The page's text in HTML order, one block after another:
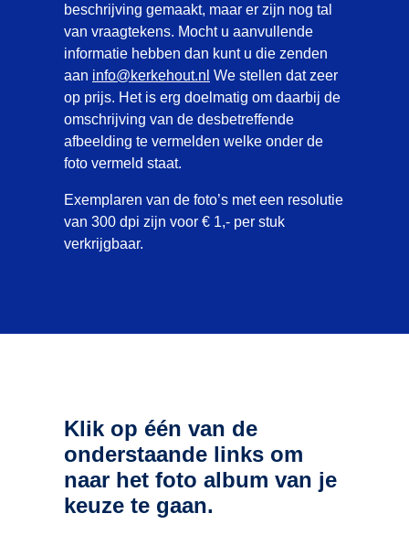
beschrijving gemaakt, maar er zijn nog tal
van vraagtekens. Mocht u aanvullende
informatie hebben dan kunt u die zenden
aan info@kerkehout.nl We stellen dat zeer
op prijs. Het is erg doelmatig om daarbij de
omschrijving van de desbetreffende
afbeelding te vermelden welke onder de
foto vermeld staat.
Exemplaren van de foto’s met een resolutie
van 300 dpi zijn voor € 1,- per stuk
verkrijgbaar.
Klik op één van de
onderstaande links om
naar het foto album van je
keuze te gaan.